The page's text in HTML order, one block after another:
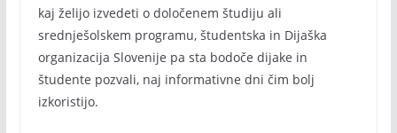
kaj želijo izvedeti o določenem študiju ali
srednješolskem programu, študentska in Dijaška
organizacija Slovenije pa sta bodoče dijake in
študente pozvali, naj informativne dni čim bolj
izkoristijo.